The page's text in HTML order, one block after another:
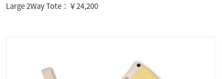
Large 2Way Tote：￥24,200